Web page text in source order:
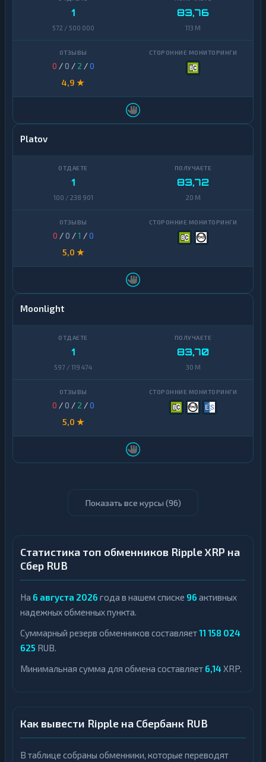
1
572 / 500 000
83,76
113 M
0 / 0 / 2 /0
4,9 ★
Platov
1
100 / 238 901
83,72
20 M
0 / 0 /1 /0
5,0 ★
Moonlight
1
597 / 119 474
83,70
30 M
0 / 0 / 2 /0
5,0 ★
Показать все курсы (96)
Статистика топ обменников Ripple XRP на
Сбер RUB
На 6 августа 2026 года в нашем списке 96 активных
надежных обменных пункта.
Суммарный резерв обменников составляет11 158 024
625 RUB.
Минимальная сумма для обмена составляет 6,14XRP.
Как вывести Ripple на Сбербанк RUB
В таблице собраны обменники, которые переводят